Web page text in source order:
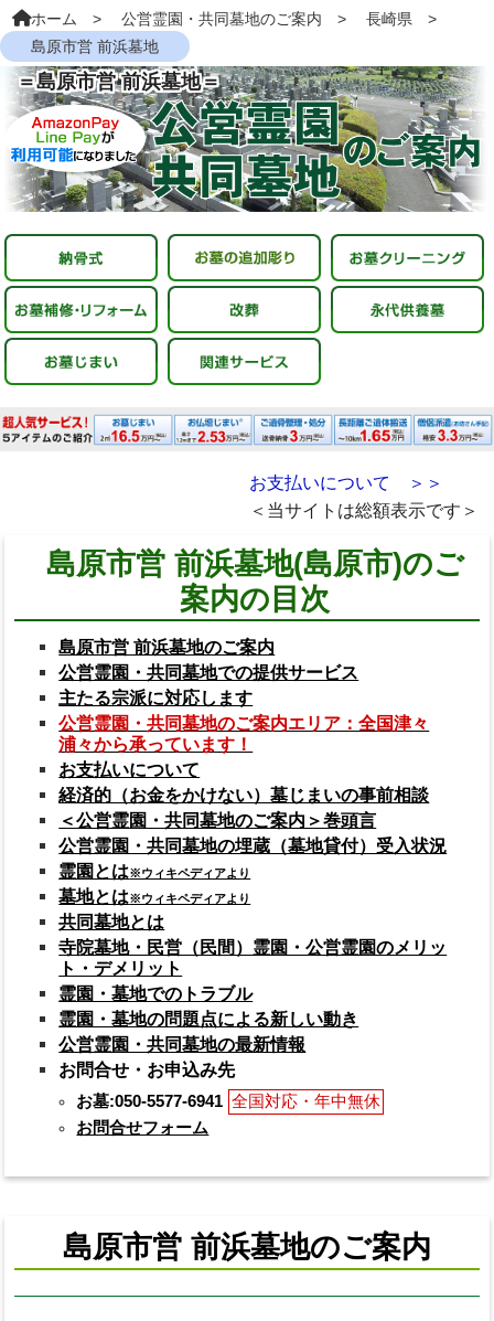
ホーム 公営霊園・共同墓地のご案内
長崎県
島原市営 前浜墓地
＝島原市営 前浜墓地＝
お支払いについて ＞＞
＜当サイトは総額表示です＞
島原市営 前浜墓地(島原市)のご
案内の目次
島原市営 前浜墓地のご案内
公営霊園・共同墓地での提供サービス
主たる宗派に対応します
公営霊園・共同墓地のご案内エリア：全国津々
浦々から承っています！
お支払いについて
経済的（お金をかけない）墓じまいの事前相談
＜公営霊園・共同墓地のご案内＞巻頭言
公営霊園・共同墓地の埋蔵（墓地貸付）受入状況
霊園とは※ウィキペディアより
墓地とは※ウィキペディアより
共同墓地とは
寺院墓地・民営（民間）霊園・公営霊園のメリッ
ト・デメリット
霊園・墓地でのトラブル
霊園・墓地の問題点による新しい動き
公営霊園・共同墓地の最新情報
お問合せ・お申込み先
お墓:050-5577-6941 全国対応・年中無休
お問合せフォーム
島原市営 前浜墓地のご案内